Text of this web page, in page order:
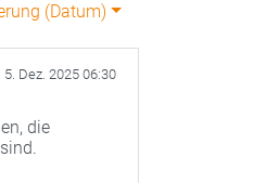
(Datum)
5. Dez. 2025 06:30
die